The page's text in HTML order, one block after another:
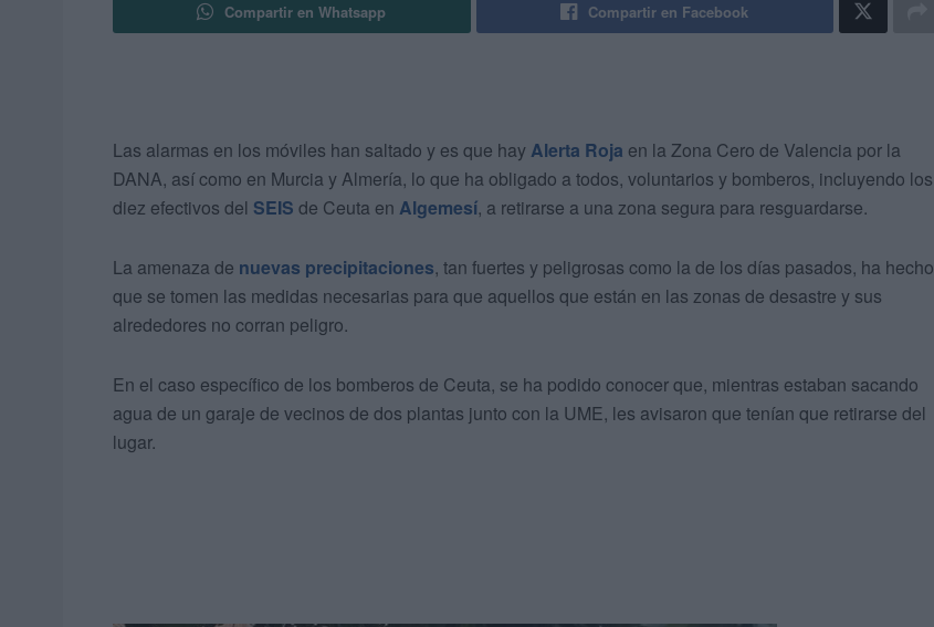
Compartir en Whatsapp Compartir en Facebook
Las alarmas en los móviles han saltado y es que hayAlerta Roja en la Zona Cero de Valencia por la
DANA, así como en Murcia y Almería, lo que ha obligado a todos, voluntarios y bomberos, incluyendo los
diez efectivos del SEIS de Ceuta en Algemesí, a retirarse a una zona segura para resguardarse.
La amenaza de nuevas precipitaciones, tan fuertes y peligrosas como la de los días pasados, ha hecho
que se tomen las medidas necesarias para que aquellos que están en las zonas de desastre y sus
alrededores no corran peligro.
En el caso específico de los bomberos de Ceuta, se ha podido conocer que, mientras estaban sacando
agua de un garaje de vecinos de dos plantas junto con la UME, les avisaron que tenían que retirarse del
lugar.